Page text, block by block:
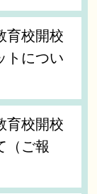
育校開校
トについ
育校開校
（ご報